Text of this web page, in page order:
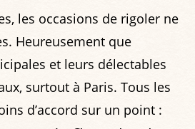
les occasions de rigoler ne
Heureusement que
et leurs délectables
surtout à Paris. Tous les
d’accord sur un point :